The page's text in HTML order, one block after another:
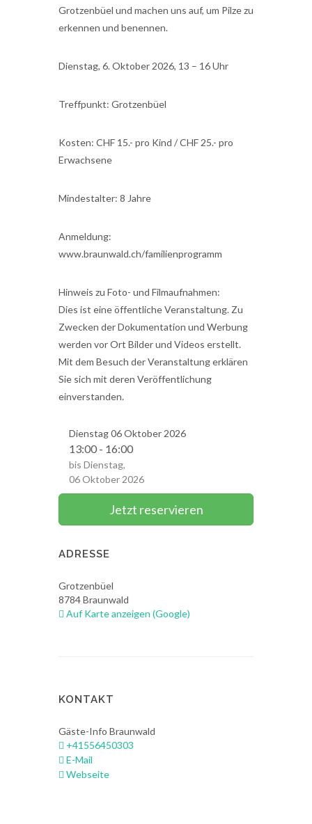
Grotzenbüel und machen uns auf, um Pilze zu
erkennen und benennen.
Dienstag, 6. Oktober 2026, 13 – 16 Uhr
Treffpunkt: Grotzenbüel
Kosten: CHF 15.- pro Kind / CHF 25.- pro
Erwachsene
Mindestalter: 8 Jahre
Anmeldung:
www.braunwald.ch/familienprogramm
Hinweis zu Foto- und Filmaufnahmen:
Dies ist eine öffentliche Veranstaltung. Zu
Zwecken der Dokumentation und Werbung
werden vor Ort Bilder und Videos erstellt.
Mit dem Besuch der Veranstaltung erklären
Sie sich mit deren Veröffentlichung
einverstanden.
Dienstag06Oktober 2026
13:00 - 16:00
bis Dienstag,
06 Oktober 2026
Jetzt reservieren
ADRESSE
Grotzenbüel
8784Braunwald
Auf Karte anzeigen (Google)
KONTAKT
Gäste-Info Braunwald
+41556450303
E-Mail
Webseite